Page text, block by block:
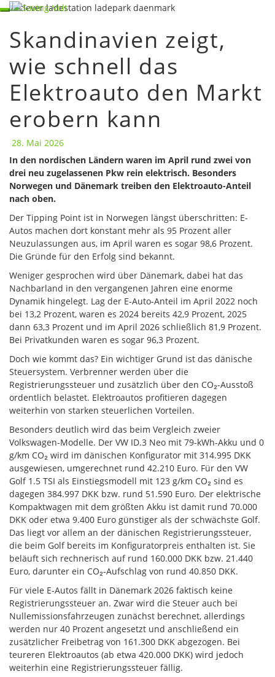
Skip
content
Toggle navigation
Skandinavien
zeigt,
schnell
das
Elektroauto
Markt
kann
Skandinavien zeigt,
wie schnell das
Elektroauto den Markt
erobern kann
28. Mai 2026
In den nordischen Ländern waren im April rund zwei von
drei neu zugelassenen Pkw rein elektrisch. Besonders
Norwegen und Dänemark treiben den Elektroauto-Anteil
nach oben.
Der Tipping Point ist in Norwegen längst überschritten: E-
Autos machen dort konstant mehr als 95 Prozent aller
Neuzulassungen aus, im April waren es sogar 98,6 Prozent.
Die Gründe für den Erfolg sind bekannt.
Weniger gesprochen wird über Dänemark, dabei hat das
Nachbarland in den vergangenen Jahren eine enorme
Dynamik hingelegt. Lag der E-Auto-Anteil im April 2022 noch
bei 13,2 Prozent, waren es 2024 bereits 42,9 Prozent, 2025
dann 63,3 Prozent und im April 2026 schließlich 81,9 Prozent.
Bei Privatkunden waren es sogar 96,3 Prozent.
Doch wie kommt das? Ein wichtiger Grund ist das dänische
Steuersystem. Verbrenner werden über die
Registrierungssteuer und zusätzlich über den CO₂-Ausstoß
ordentlich belastet. Elektroautos profitieren dagegen
weiterhin von starken steuerlichen Vorteilen.
Besonders deutlich wird das beim Vergleich zweier
Volkswagen-Modelle. Der VW ID.3 Neo mit 79-kWh-Akku und 0
g/km CO₂ wird im dänischen Konfigurator mit 314.995 DKK
ausgewiesen, umgerechnet rund 42.210 Euro. Für den VW
Golf 1.5 TSI als Einstiegsmodell mit 123 g/km CO₂ sind es
dagegen 384.997 DKK bzw. rund 51.590 Euro. Der elektrische
Kompaktwagen mit dem größten Akku ist damit rund 70.000
DKK oder etwa 9.400 Euro günstiger als der schwächste Golf.
Das liegt vor allem an der dänischen Registrierungssteuer,
die beim Golf bereits im Konfiguratorpreis enthalten ist. Sie
beläuft sich rechnerisch auf rund 160.000 DKK bzw. 21.440
Euro, darunter ein CO₂-Aufschlag von rund 40.850 DKK.
Für viele E-Autos fällt in Dänemark 2026 faktisch keine
Registrierungssteuer an. Zwar wird die Steuer auch bei
Nullemissionsfahrzeugen zunächst berechnet, allerdings
werden nur 40 Prozent angesetzt und anschließend ein
zusätzlicher Freibetrag von 161.300 DKK abgezogen. Bei
teureren Elektroautos (ab etwa 420.000 DKK) wird jedoch
weiterhin eine Registrierungssteuer fällig.